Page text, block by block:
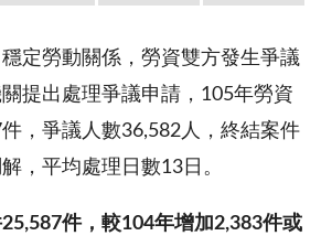
定勞動關係，勞資雙方發生爭議
提出處理爭議申請，105年勞資
，爭議人數36,582人，終結案件
，平均處理日數13日。
25,587件，較104年增加2,383件或